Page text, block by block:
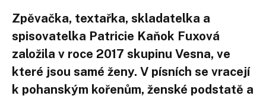
Zpěvačka, textařka, skladatelka a
spisovatelka Patricie Kaňok Fuxová
založila v roce 2017 skupinu Vesna, ve
které jsou samé ženy. V písních se vracejí
k pohanským kořenům, ženské podstatě a